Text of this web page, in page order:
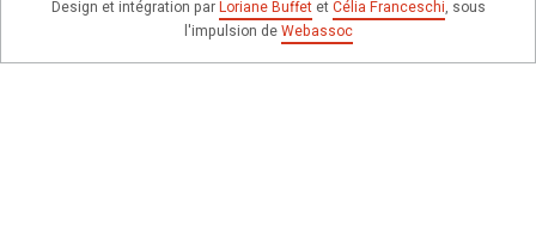
Design et intégration parLoriane Buffetet Célia Franceschi, sous
l'impulsion deWebassoc